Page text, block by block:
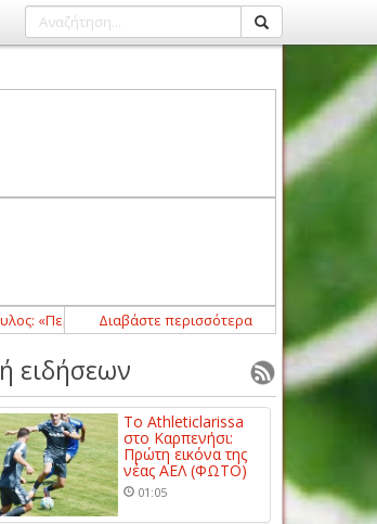
τη βοήθεια από κάποιους παίκτες ακόμα»
Διαβάστε περισσότερα
ειδήσεων
Το Athleticlarissa
στο Καρπενήσι:
Πρώτη εικόνα της
νέας ΑΕΛ (ΦΩΤΟ)
01:05